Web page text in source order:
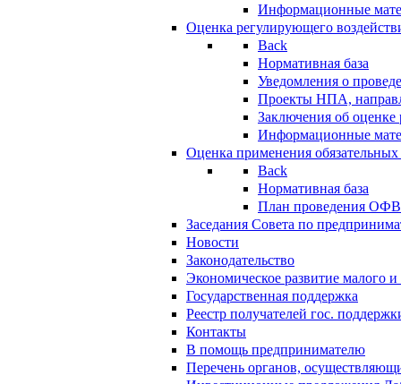
Информационные
Оценка регулирующего
Back
Нормативная база
Уведомления о
Проекты НПА,
Заключения об
Информационные
Оценка применения
Back
Нормативная база
План проведения
Заседания Совета по
Новости
Законодательство
Экономическое развитие малого и
Государственная поддержка
Реестр получателей гос.
Контакты
В помощь предпринимателю
Перечень органов,